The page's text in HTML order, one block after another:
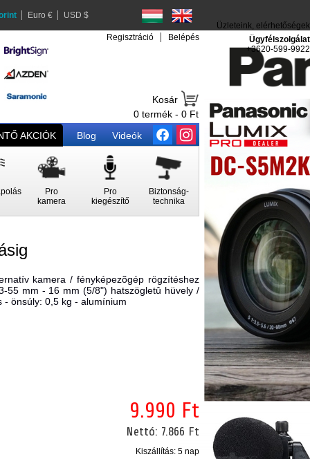
Euro € USD $
Regisztráció Belépés
Kosár
0 termék - 0 Ft
AKCIÓK Blog Videók
Pro
kamera
Pro
kiegészítő
Biztonság-
technika
Üzleteink, elérhetőségek
Ügyfélszolgálat
+3620-599-9922
kamera / fényképezõgép rögzítéshez
55 mm - 16 mm (5/8") hatszögletû hüvely /
- önsúly: 0,5 kg - alumínium
9.990 Ft
Nettó: 7.866 Ft
Kiszállítás: 5 nap